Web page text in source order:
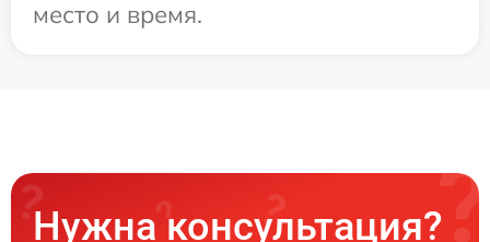
место и время.
Нужна консультация?